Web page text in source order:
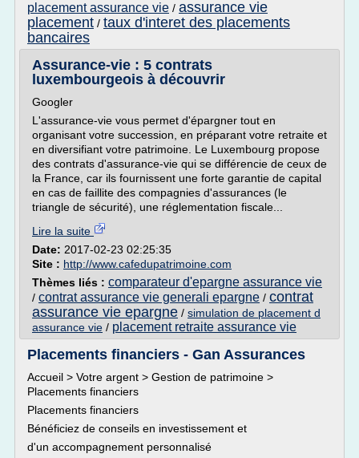
placement assurance vie / assurance vie
placement / taux d'interet des placements
bancaires
Assurance-vie : 5 contrats
luxembourgeois à découvrir
Googler
L'assurance-vie vous permet d'épargner tout en
organisant votre succession, en préparant votre retraite et
en diversifiant votre patrimoine. Le Luxembourg propose
des contrats d'assurance-vie qui se différencie de ceux de
la France, car ils fournissent une forte garantie de capital
en cas de faillite des compagnies d'assurances (le
triangle de sécurité), une réglementation fiscale...
Lire la suite
Date: 2017-02-23 02:25:35
Site : http://www.cafedupatrimoine.com
Thèmes liés : comparateur d'epargne assurance vie
/ contrat assurance vie generali epargne / contrat
assurance vie epargne / simulation de placement d
assurance vie / placement retraite assurance vie
Placements financiers - Gan Assurances
Accueil > Votre argent > Gestion de patrimoine >
Placements financiers
Placements financiers
Bénéficiez de conseils en investissement et
d'un accompagnement personnalisé